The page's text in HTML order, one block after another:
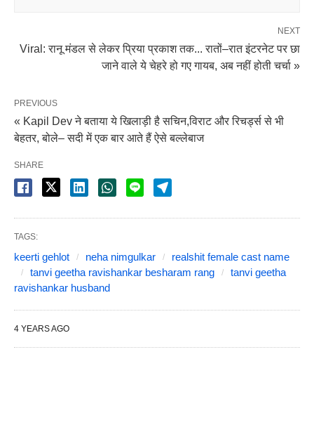
NEXT
Viral: रानू मंडल से लेकर प्रिया प्रकाश तक... रातों–रात इंटरनेट पर छा
जाने वाले ये चेहरे हो गए गायब, अब नहीं होती चर्चा »
PREVIOUS
« Kapil Dev ने बताया ये खिलाड़ी है सचिन,विराट और रिचर्ड्स से भी
बेहतर, बोले– सदी में एक बार आते हैं ऐसे बल्लेबाज
SHARE
TAGS:
keerti gehlot neha nimgulkar
realshit female cast name
tanvi geetha ravishankar besharam rang
tanvi geetha
ravishankar husband
4 YEARS AGO